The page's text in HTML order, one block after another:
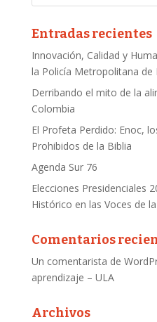
Entradas recientes
Innovación, Calidad y
la Policía Metropolitana de
Derribando el mito de la
Colombia
El Profeta Perdido: Enoc,
Prohibidos de la Biblia
Agenda Sur 76
Elecciones Presidenciales
Histórico en las Voces de
Comentarios
Un comentarista de
aprendizaje – ULA
Archivos